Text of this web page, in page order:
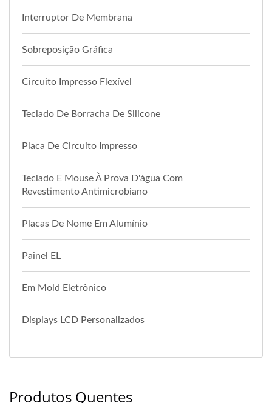
Interruptor De Membrana
Sobreposição Gráfica
Circuito Impresso Flexível
Teclado De Borracha De Silicone
Placa De Circuito Impresso
Teclado E Mouse À Prova D'água Com
Revestimento Antimicrobiano
Placas De Nome Em Alumínio
Painel EL
Em Mold Eletrônico
Displays LCD Personalizados
Produtos Quentes